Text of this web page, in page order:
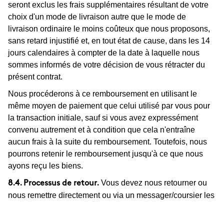
seront exclus les frais supplémentaires résultant de votre
choix d'un mode de livraison autre que le mode de
livraison ordinaire le moins coûteux que nous proposons,
sans retard injustifié et, en tout état de cause, dans les 14
jours calendaires à compter de la date à laquelle nous
sommes informés de votre décision de vous rétracter du
présent contrat.
Nous procéderons à ce remboursement en utilisant le
même moyen de paiement que celui utilisé par vous pour
la transaction initiale, sauf si vous avez expressément
convenu autrement et à condition que cela n'entraîne
aucun frais à la suite du remboursement. Toutefois, nous
pourrons retenir le remboursement jusqu'à ce que nous
ayons reçu les biens.
8.4. Processus de retour. Vous devez nous retourner ou
nous remettre directement ou via un messager/coursier les